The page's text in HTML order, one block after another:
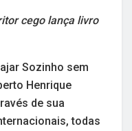
cego lança livro
Sozinho sem
Henrique
de sua
todas